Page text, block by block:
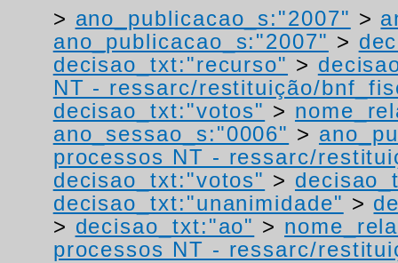
> ano_publicacao_s:"2007" >
ano_publicacao_s:"2007" >
decisao_txt:"recurso" >
NT - ressarc/restituição/
decisao_txt:"votos" >
ano_sessao_s:"0006" >
processos NT - ressarc/
decisao_txt:"votos" >
decisao_txt:"unanimidade" >
> decisao_txt:"ao" >
processos NT - ressarc/